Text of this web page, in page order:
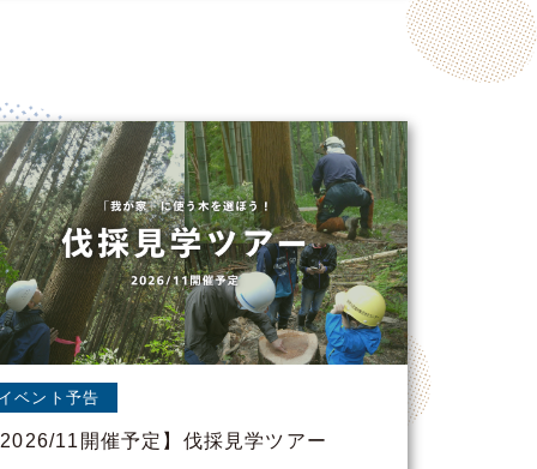
ベント予告
11開催予定】伐採見学ツアー